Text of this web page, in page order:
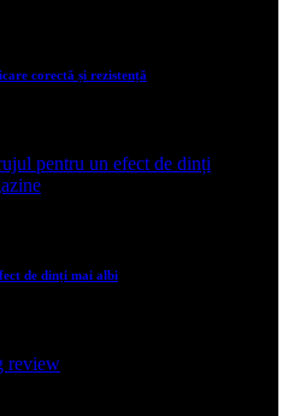
corectă și rezistență
de dinți mai albi